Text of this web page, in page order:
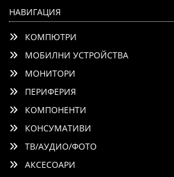
НАВИГАЦИЯ
КОМПЮТРИ
МОБИЛНИ УСТРОЙСТВА
МОНИТОРИ
ПЕРИФЕРИЯ
КОМПОНЕНТИ
КОНСУМАТИВИ
ТВ/АУДИО/ФОТО
АКСЕСОАРИ